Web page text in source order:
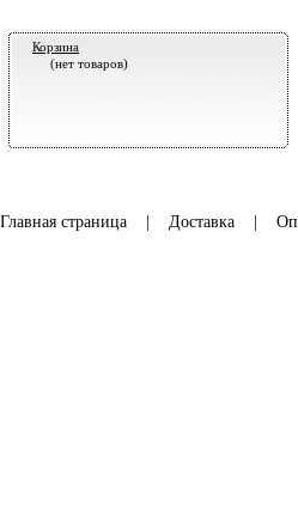
Корзина
(нет товаров)
Главная страница| Доставка|